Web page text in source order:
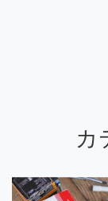
カ